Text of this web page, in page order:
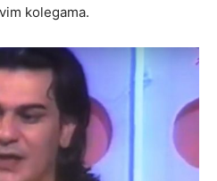
kolegama.